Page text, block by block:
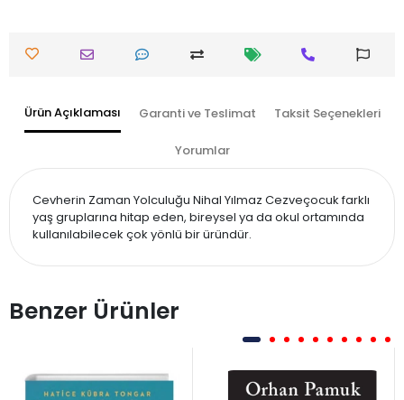
Ürün Açıklaması Garanti ve Teslimat Taksit Seçenekleri
Yorumlar
Cevherin Zaman Yolculuğu Nihal Yılmaz Cezveçocuk farklı
yaş gruplarına hitap eden, bireysel ya da okul ortamında
kullanılabilecek çok yönlü bir üründür.
Benzer Ürünler